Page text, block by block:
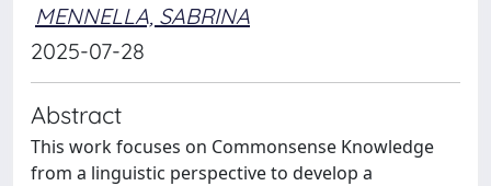
MENNELLA, SABRINA
2025-07-28
Abstract
This work focuses on Commonsense Knowledge
from a linguistic perspective to develop a